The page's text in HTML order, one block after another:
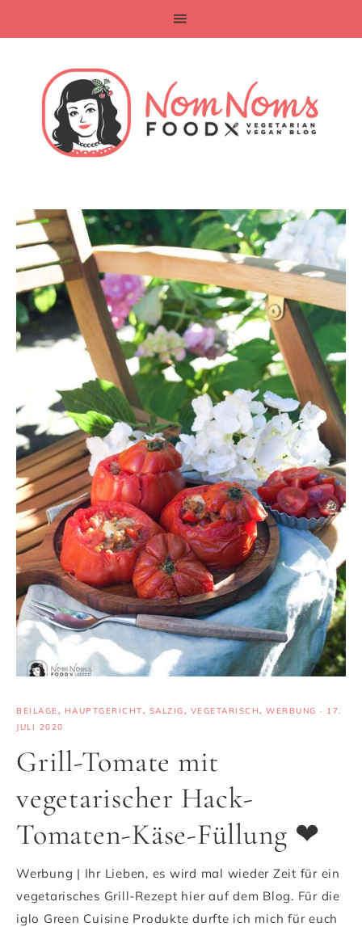
BEILAGE, HAUPTGERICHT, SALZIG, VEGETARISCH, WERBUNG · 17.
JULI 2020
Grill-Tomate mit
vegetarischer Hack-
Tomaten-Käse-Füllung ❤
Werbung | Ihr Lieben, es wird mal wieder Zeit für ein
vegetarisches Grill-Rezept hier auf dem Blog. Für die
iglo Green Cuisine Produkte durfte ich mich für euch